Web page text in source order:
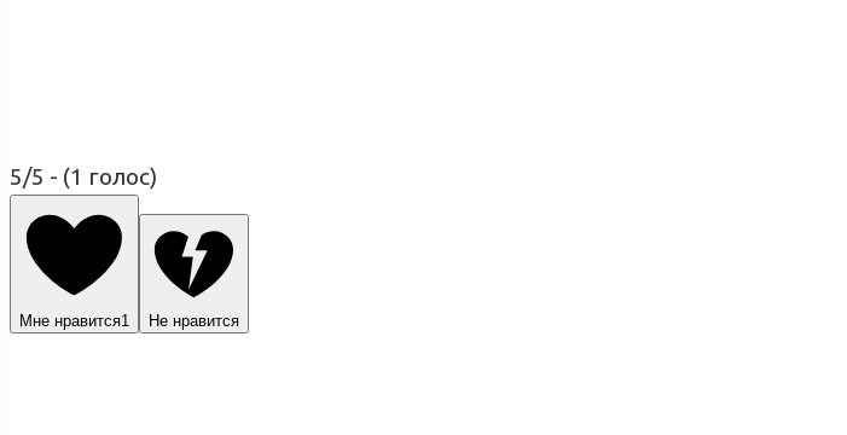
5/5 - (1 голос)
Мне нравится1 Не нравится